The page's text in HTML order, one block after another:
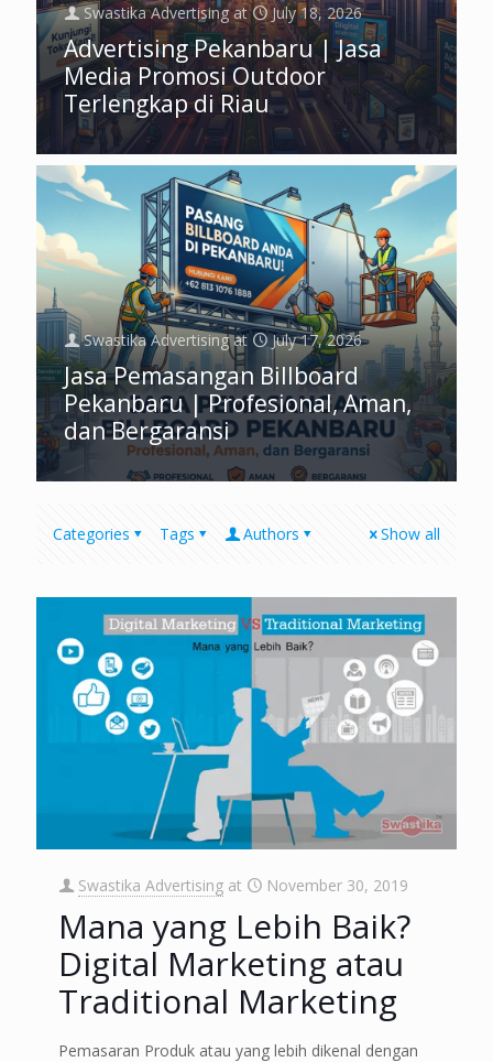
Swastika Advertising at July 18, 2026
Advertising Pekanbaru | Jasa
Media Promosi Outdoor
Terlengkap di Riau
Swastika Advertising at July 17, 2026
Jasa Pemasangan Billboard
Pekanbaru | Profesional, Aman,
dan Bergaransi
Categories Tags Authors Show all
Swastika Advertising at November 30, 2019
Mana yang Lebih Baik?
Digital Marketing atau
Traditional Marketing
Pemasaran Produk atau yang lebih dikenal dengan